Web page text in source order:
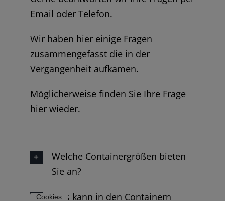
Email oder Telefon.
Wir haben hier einige Fragen
zusammengefasst die in der
Vergangenheit aufkamen.
Möglicherweise finden Sie Ihre Frage
hier wieder.
Welche Containergrößen bieten
Sie an?
Was kann in den Containern
Cookies